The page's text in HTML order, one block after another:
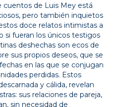
cuentos de Luis Mey está
pero también inquietos
doce relatos intimistas a
si fueran los únicos testigos
deshechas son ecos de
sus propios deseos, que se
en las que se conjugan
perdidas. Estos
y cálida, revelan
sus relaciones de pareja,
sin necesidad de